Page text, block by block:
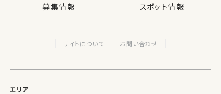
募集情報 スポット情報
サイトについて お問い合わせ
エリア